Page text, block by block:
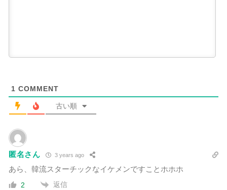
1 COMMENT
古い順
匿名さん 3 years ago
あら、韓流スターチックなイケメンですことホホホ
2 返信